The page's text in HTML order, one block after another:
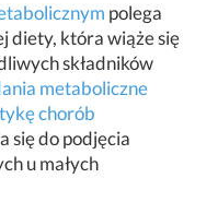
polega
diety, która wiąże się
składników
metaboliczne
chorób
się do podjęcia
u małych